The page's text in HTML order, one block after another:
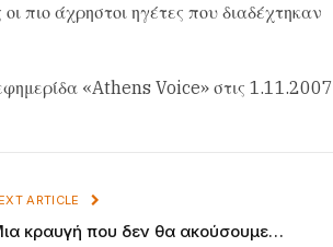
πιο άχρηστοι ηγέτες που διαδέχτηκαν
«Athens Voice» στις 1.11.2007
ARTICLE
κραυγή που δεν θα ακούσουμε…